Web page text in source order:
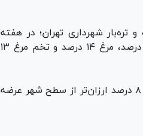
شهرداری تهران؛ در هفته
منتهی به ۱۸ آبان‌ماه، میوه ۵۲ درصد و سبزیجات ۳۵ درصد، حبوبات ۱۵ درصد، مرغ ۱۴ درصد و تخم مرغ ۱۳
گفتنی است، غلات ۸ درصد، موادپروتئینی ۶۳ درصد، قند ۱۰ درصد و شکر ۸ درصد ارزان‌تر از سطح شهر عرضه